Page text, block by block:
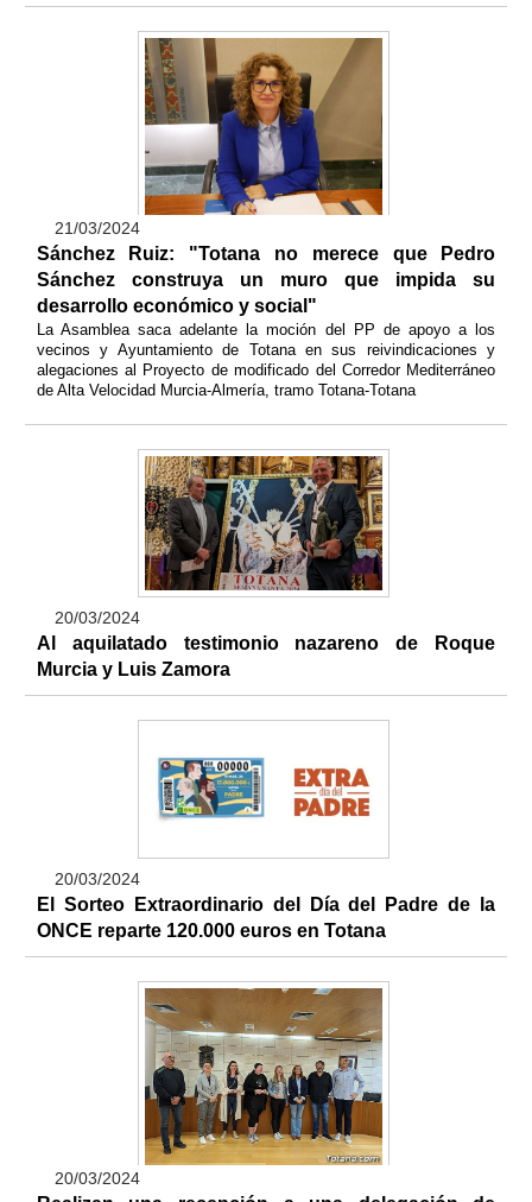
21/03/2024
Sánchez Ruiz: "Totana no merece que Pedro
Sánchez construya un muro que impida su
desarrollo económico y social"
La Asamblea saca adelante la moción del PP de apoyo a los
vecinos y Ayuntamiento de Totana en sus reivindicaciones y
alegaciones al Proyecto de modificado del Corredor Mediterráneo
de Alta Velocidad Murcia-Almería, tramo Totana-Totana
20/03/2024
Al aquilatado testimonio nazareno de Roque
Murcia y Luis Zamora
20/03/2024
El Sorteo Extraordinario del Día del Padre de la
ONCE reparte 120.000 euros en Totana
20/03/2024